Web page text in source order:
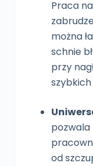
Praca
można
schnie
przy
pozwala
od